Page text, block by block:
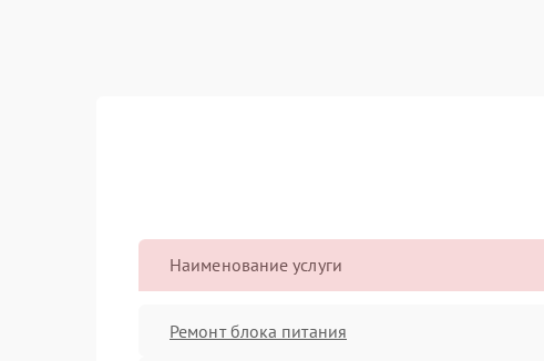
Наименование услуги
Ремонт блока питания